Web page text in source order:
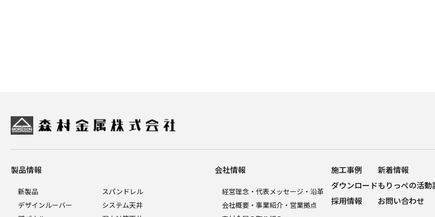
製品情報
新製品
スパンドレル
デザインルーバー
システム天井
会社情報
経営理念・代表メッセージ・沿革
会社概要・事業紹介・営業拠点
施工事例
ダウンロード
採用情報
新着情報
もりっぺの活動
お問い合わせ